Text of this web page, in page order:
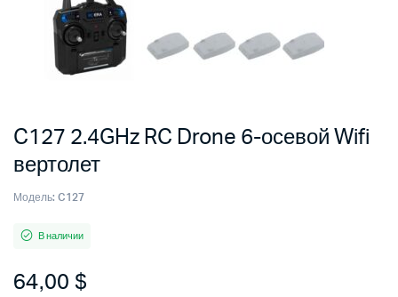
C127 2.4GHz RC Drone 6-осевой Wifi
вертолет
Модель: C127
В наличии
64,00 $